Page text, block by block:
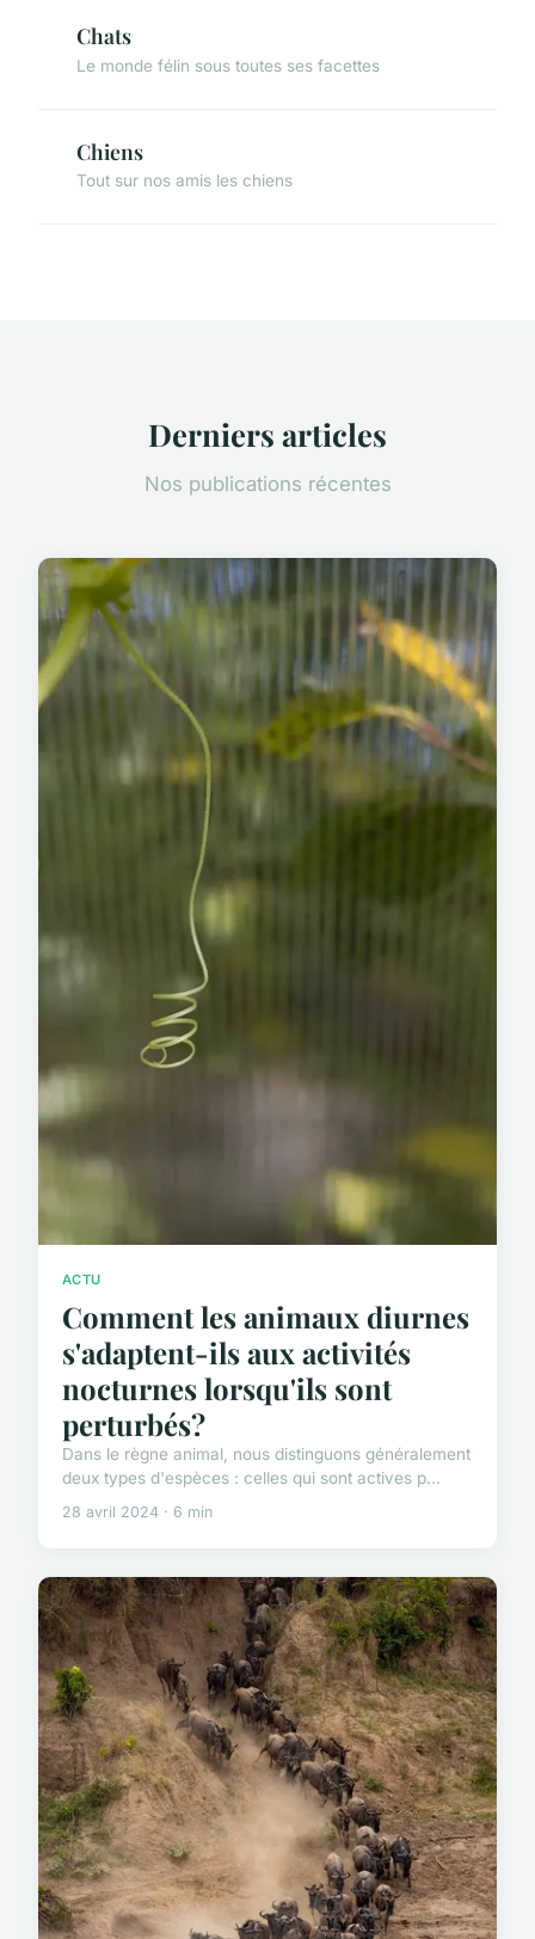
Chats
Le monde félin sous toutes ses facettes
Chiens
Tout sur nos amis les chiens
Derniers articles
Nos publications récentes
ACTU
Comment les animaux diurnes
s'adaptent-ils aux activités
nocturnes lorsqu'ils sont
perturbés?
Dans le règne animal, nous distinguons généralement
deux types d'espèces : celles qui sont actives p...
28 avril 2024 · 6 min